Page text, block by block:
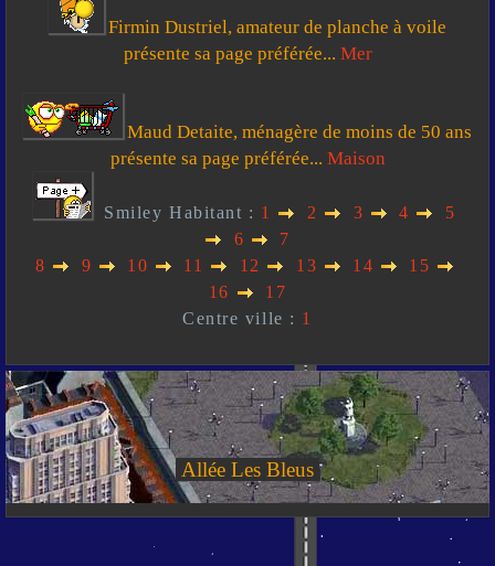
Firmin Dustriel, amateur de planche à voile
présente sa page préférée... Mer
Maud Detaite, ménagère de moins de 50 ans
présente sa page préférée... Maison
Smiley Habitant : 1 2 3 4
5
6
7
8
9 10 11 12 13 14
15
16
17
Centre ville : 1
Allée Les Bleus